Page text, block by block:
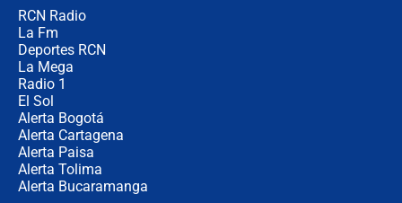
RCN Radio
La Fm
Deportes RCN
La Mega
Radio 1
El Sol
Alerta Bogotá
Alerta Cartagena
Alerta Paisa
Alerta Tolima
Alerta Bucaramanga